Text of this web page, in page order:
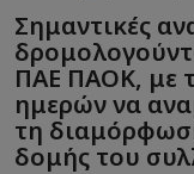
Σημαντικές
ΠΑΕ ΠΑΟΚ, με
ημερών να
τη
δομής του